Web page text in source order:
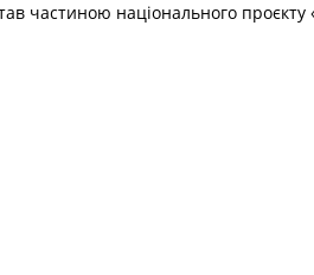
частиною національного проєкту